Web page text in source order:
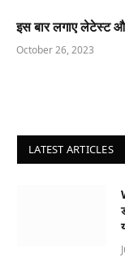
इस बार लगाए लेटेस्ट
October 26, 2023
LATEST ARTICLES